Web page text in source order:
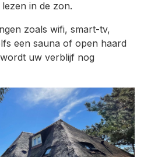
in de zon.
zoals wifi, smart-tv,
een sauna of open haard
uw verblijf nog